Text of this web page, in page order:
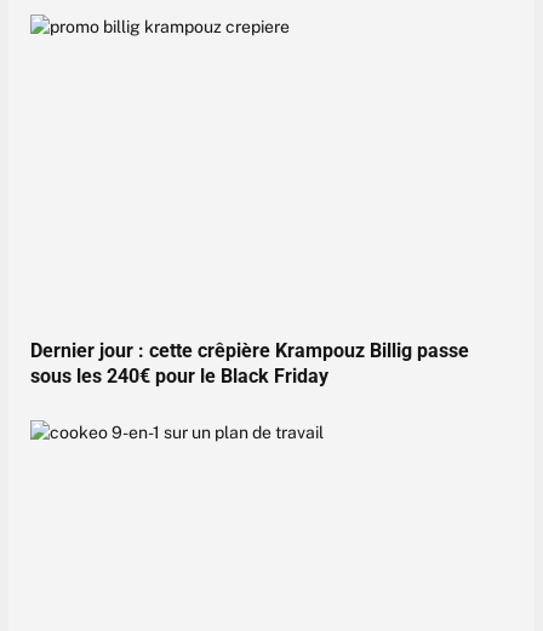
Dernier jour : cette crêpière Krampouz Billig passe
sous les 240€ pour le Black Friday